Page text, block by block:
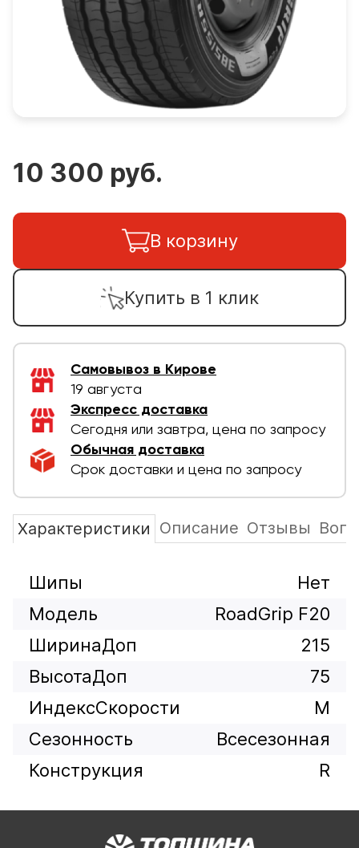
10 300 руб.
В корзину
Купить в 1 клик
Самовывоз в Кирове
19 августа
Экспресс доставка
Сегодня или завтра, цена по запросу
Обычная доставка
Срок доставки и цена по запросу
Характеристики Описание Отзывы
Шипы
Нет
Модель
RoadGrip F20
ШиринаДоп
215
ВысотаДоп
75
ИндексСкорости
M
Сезонность
Всесезонная
Конструкция
R